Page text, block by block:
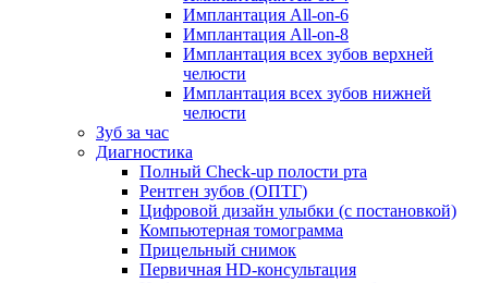
Имплантация All-on-6
Имплантация All-on-8
Имплантация всех зубов верхней
челюсти
Имплантация всех зубов нижней
челюсти
Зуб за час
Диагностика
Полный Check-up полости рта
Рентген зубов (ОПТГ)
Цифровой дизайн улыбки (с постановкой)
Компьютерная томограмма
Прицельный снимок
Первичная HD-консультация